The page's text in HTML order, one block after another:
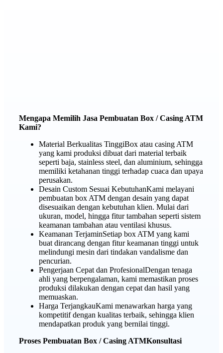
Mengapa Memilih Jasa Pembuatan Box / Casing ATM
Kami?
Material Berkualitas TinggiBox atau casing ATM
yang kami produksi dibuat dari material terbaik
seperti baja, stainless steel, dan aluminium, sehingga
memiliki ketahanan tinggi terhadap cuaca dan upaya
perusakan.
Desain Custom Sesuai KebutuhanKami melayani
pembuatan box ATM dengan desain yang dapat
disesuaikan dengan kebutuhan klien. Mulai dari
ukuran, model, hingga fitur tambahan seperti sistem
keamanan tambahan atau ventilasi khusus.
Keamanan TerjaminSetiap box ATM yang kami
buat dirancang dengan fitur keamanan tinggi untuk
melindungi mesin dari tindakan vandalisme dan
pencurian.
Pengerjaan Cepat dan ProfesionalDengan tenaga
ahli yang berpengalaman, kami memastikan proses
produksi dilakukan dengan cepat dan hasil yang
memuaskan.
Harga TerjangkauKami menawarkan harga yang
kompetitif dengan kualitas terbaik, sehingga klien
mendapatkan produk yang bernilai tinggi.
Proses Pembuatan Box / Casing ATMKonsultasi